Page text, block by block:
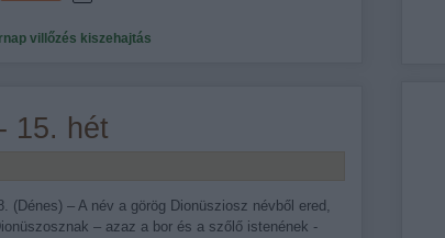
villőzés kiszehajtás
15. hét
(Dénes) – A név a görög Dionüsziosz névből ered,
– azaz a bor és a szőlő istenének -